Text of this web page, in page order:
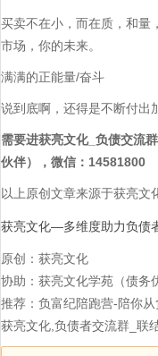
买卖不在小，而在质，和量
市场，你的未来。
满满的正能量/奋斗
说到底啊，还得是不断付出
需要进获亮文化_负债交流
伙伴），微信：14581800
以上原创文章来源于获亮文
获亮文化—多维度助力负债
原创：获亮文化
协助：获亮文化学苑（债务
推荐：负富纪陪跑营-陪你
获亮文化,负债者交流群_联